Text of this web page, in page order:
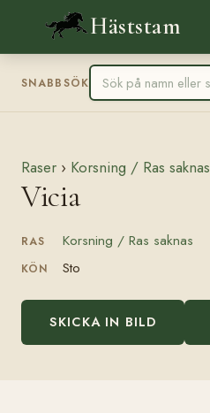
Häststam
SNABBSÖK
Raser › Korsning / Ras saknas
Vicia
RAS Korsning / Ras saknas
KÖN Sto
SKICKA IN BILD